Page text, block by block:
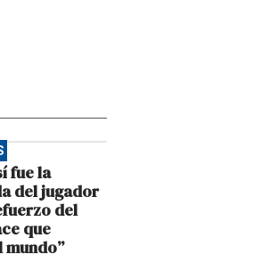
fue la
del jugador
del
que
mundo”